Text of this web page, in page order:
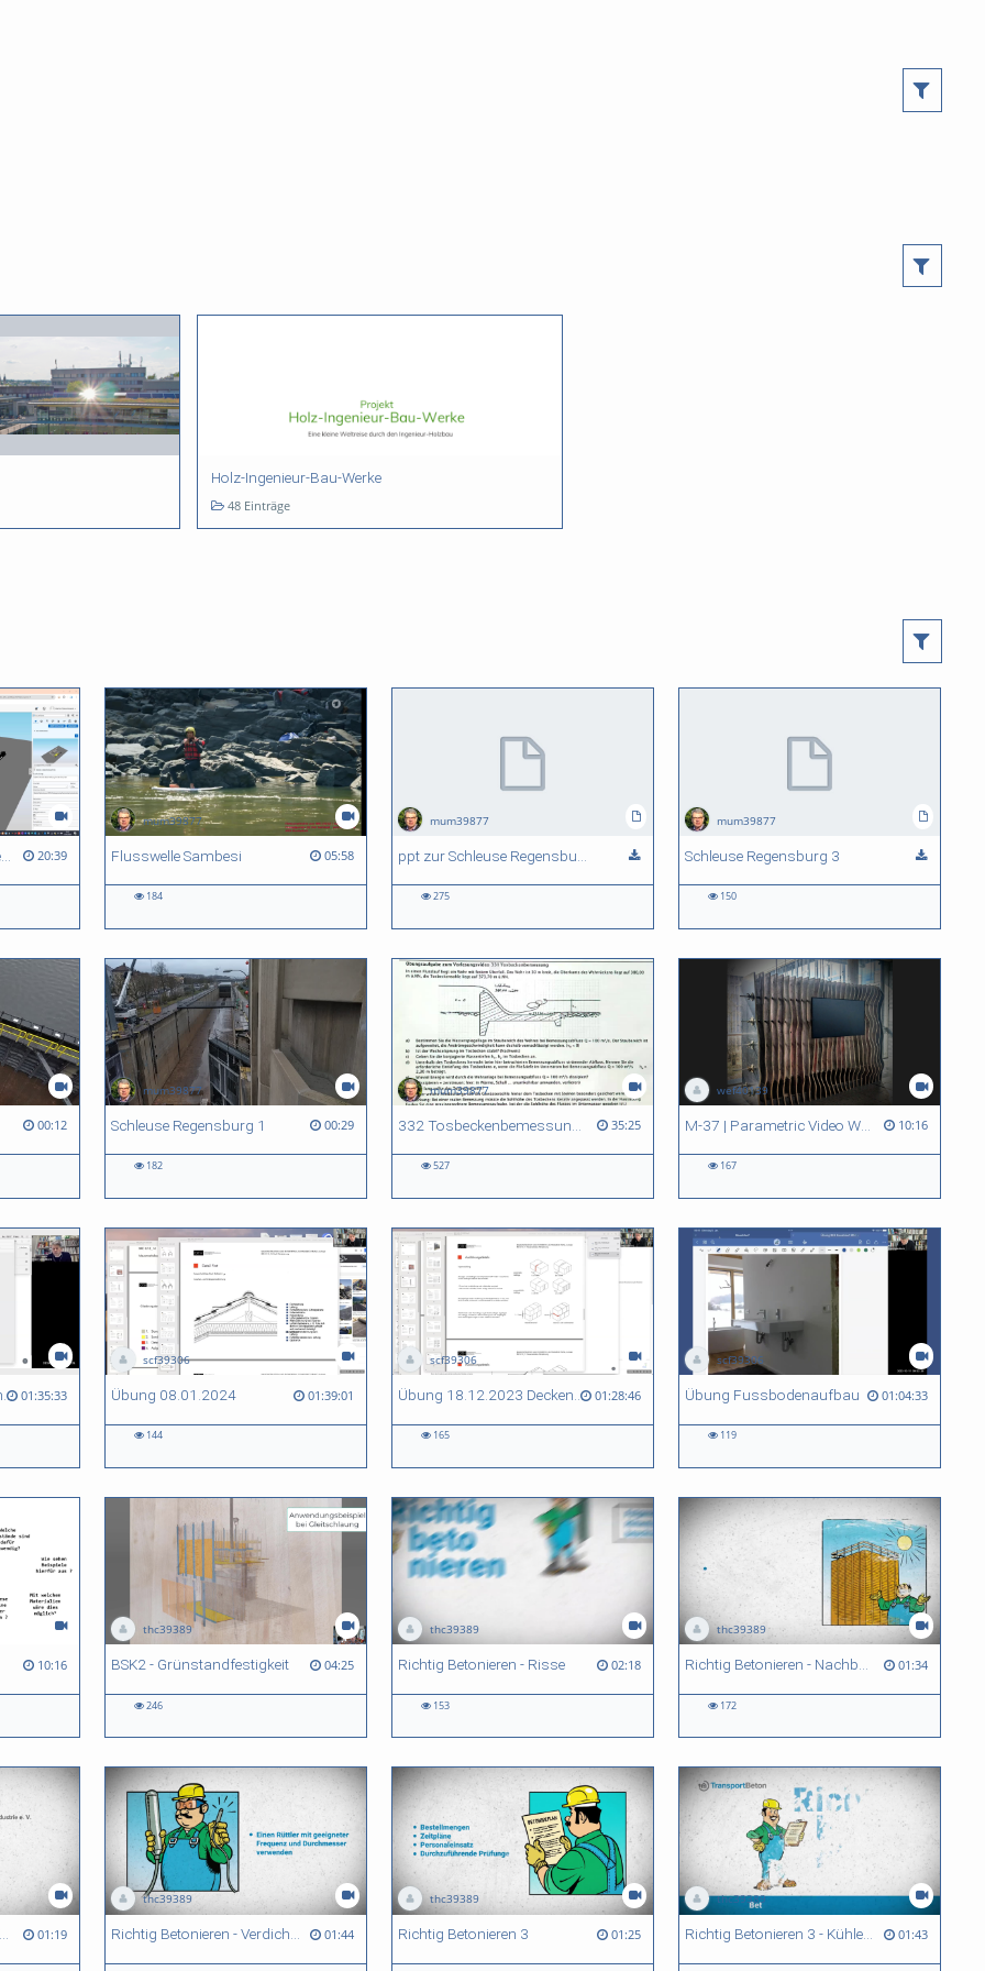
Holz-Ingenieur-Bau-Werke
48 Einträge
Kurzeinführung BIM + WheelTool 20:39
mum39877
Flusswelle Sambesi 05:58
184
mum39877
275
mum39877
Schleuse Regensburg 3
150
00:12
mum39877
Schleuse Regensburg 1 00:29
182
mum39877
35:25
527
wef40139
M-37 | Parametric Video Wall 10:16
167
15.01.2024 Übung Zusammenfassung BKE 23_24 01:35:33
scf39306
Übung 08.01.2024 01:39:01
144
scf39306
Übung 18.12.2023 Deckenauflagerdetail 01:28:46
165
scf39306
Übung Fussbodenaufbau 01:04:33
119
10:16
thc39389
BSK2 - Grünstandfestigkeit 04:25
246
thc39389
Richtig Betonieren - Risse 02:18
153
thc39389
01:34
172
- hohe Temp. 01:19
thc39389
Richtig Betonieren - Verdichten 01:44
thc39389
Richtig Betonieren 3 01:25
thc39389
Richtig Betonieren 3 - Kühle Witterung 01:43